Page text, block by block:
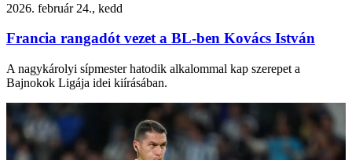
2026. február 24., kedd
Francia rangadót vezet a BL-ben Kovács István
A nagykárolyi sípmester hatodik alkalommal kap szerepet a
Bajnokok Ligája idei kiírásában.